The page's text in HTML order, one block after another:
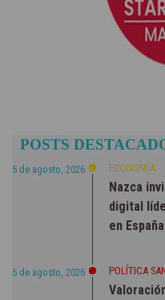
POSTS
5 de agosto, 2026 ECONOMÍA
Nazca
digital
en España
5 de agosto, 2026 POLÍTICA